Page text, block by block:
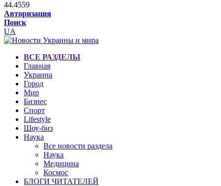
44.4559
Авторизация
Поиск
UA
ВСЕ РАЗДЕЛЫ
Главная
Украина
Город
Мир
Бизнес
Спорт
Lifestyle
Шоу-биз
Наука
Все новости раздела
Наука
Медицина
Космос
БЛОГИ ЧИТАТЕЛЕЙ